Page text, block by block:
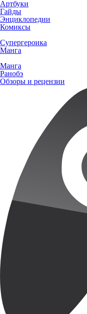
Артбуки
Гайды
Энциклопедии
Комиксы
Супергероика
Манга
Манга
Ранобэ
Обзоры и рецензии